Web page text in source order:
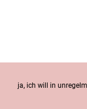
ja, ich will in